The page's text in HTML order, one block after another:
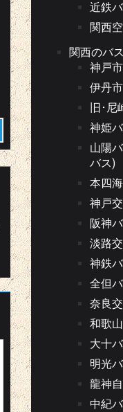
近鉄
関西
関西のバ
神戸
伊丹
旧･尼
神姫
山陽
バス)
本四
神戸
阪神
淡路
神鉄
全但
奈良
和歌
大十
明光
龍神
中紀